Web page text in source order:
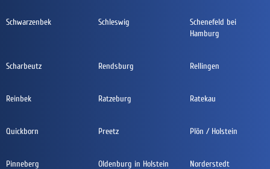
Schwarzenbek Schleswig
Schenefeld bei
Hamburg
Scharbeutz Rendsburg Rellingen
Reinbek Ratzeburg Ratekau
Quickborn Preetz Plön / Holstein
Pinneberg Oldenburg in Holstein Norderstedt